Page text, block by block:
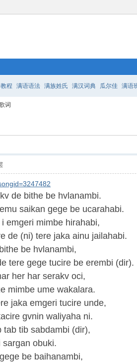
程 满语语法 满族姓氏 满汉词典 瓜尔佳 满语
词
de bithe be hvlanambi.
saikan gege be ucarahabi.
emgeri mimbe hirahabi,
de (ni) tere jaka ainu jailahabi.
be hvlanambi,
tere gege tucire be erembi (dir).
her har serakv oci,
mimbe ume wakalara.
jaka emgeri tucire unde,
gvnin waliyaha ni.
tab tib sabdambi (dir),
obuki.
be baihanambi,